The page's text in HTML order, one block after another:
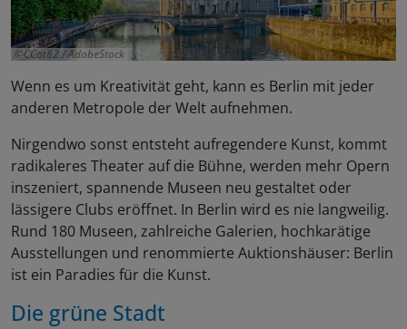
CCat82 / AdobeStock
Wenn es um Kreativität geht, kann es Berlin mit jeder
anderen Metropole der Welt aufnehmen.
Nirgendwo sonst entsteht aufregendere Kunst, kommt
radikaleres Theater auf die Bühne, werden mehr Opern
inszeniert, spannende Museen neu gestaltet oder
lässigere Clubs eröffnet. In Berlin wird es nie langweilig.
Rund 180 Museen, zahlreiche Galerien, hochkarätige
Ausstellungen und renommierte Auktionshäuser: Berlin
ist ein Paradies für die Kunst.
Die grüne Stadt